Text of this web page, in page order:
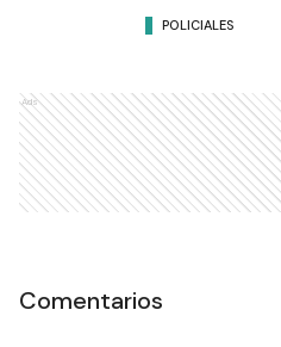
POLICIALES
Ads
Comentarios